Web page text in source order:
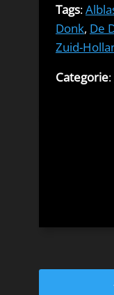
Tags:
Donk, De
Zuid-
Categorie: